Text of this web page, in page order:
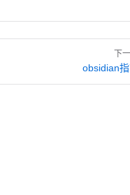
下
obsidian